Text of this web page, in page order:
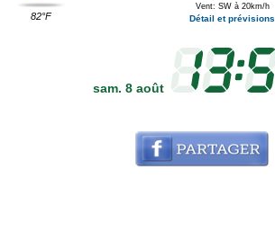
82°F
Vent: SW à 20km/h
Détail et prévisions
sam. 8 août